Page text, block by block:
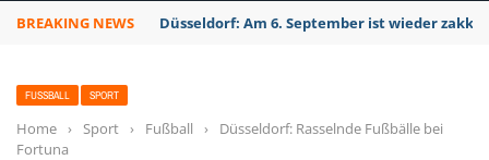
BREAKING NEWS Düsseldorf: Am 6. September ist wieder zakk
FUSSBALL SPORT
Home › Sport › Fußball ›
Düsseldorf: Rasselnde Fußbälle bei
Fortuna